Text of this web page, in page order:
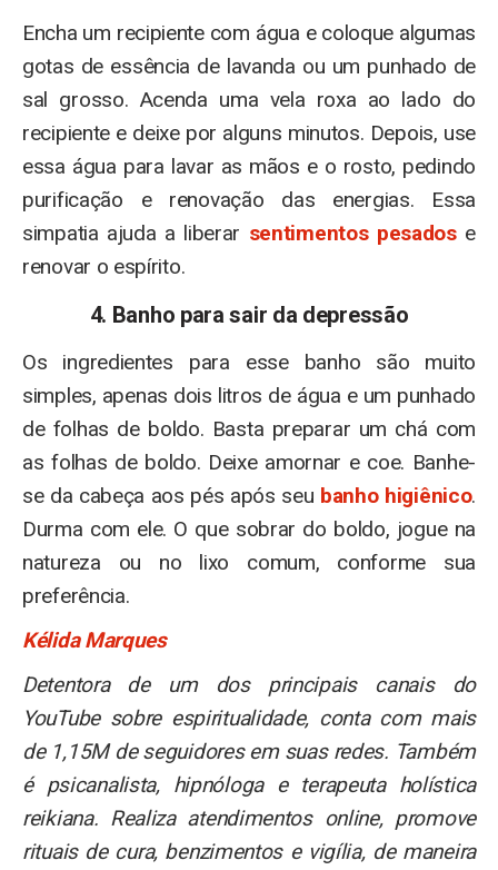
Encha um recipiente com água e coloque algumas
gotas de essência de lavanda ou um punhado de
sal grosso. Acenda uma vela roxa ao lado do
recipiente e deixe por alguns minutos. Depois, use
essa água para lavar as mãos e o rosto, pedindo
purificação e renovação das energias. Essa
simpatia ajuda a liberar sentimentos pesados​​e
renovar o espírito.
4. Banho para sair da depressão
Os ingredientes para esse banho são muito
simples, apenas dois litros de água e um punhado
de folhas de boldo. Basta preparar um chá com
as folhas de boldo. Deixe amornar e coe. Banhe-
se da cabeça aos pés após seu banho higiênico.
Durma com ele. O que sobrar do boldo, jogue na
natureza ou no lixo comum, conforme sua
preferência.
Kélida Marques
Detentora de um dos principais canais do
YouTube sobre espiritualidade, conta com mais
de 1,15M de seguidores em suas redes. Também
é psicanalista, hipnóloga e terapeuta holística
reikiana. Realiza atendimentos online, promove
rituais de cura, benzimentos e vigília, de maneira